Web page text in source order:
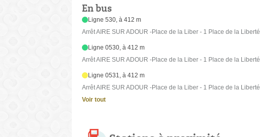
En bus
Ligne 530, à 412 m
Arrêt AIRE SUR ADOUR -Place de la Liber - 1 Place de la Liberté
Ligne 0530, à 412 m
Arrêt AIRE SUR ADOUR -Place de la Liber - 1 Place de la Liberté
Ligne 0531, à 412 m
Arrêt AIRE SUR ADOUR -Place de la Liber - 1 Place de la Liberté
Voir tout